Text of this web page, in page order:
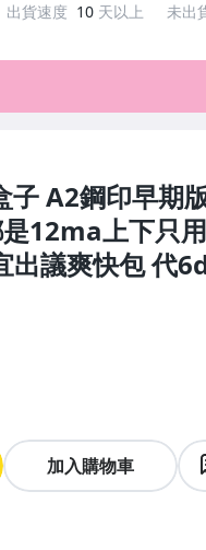
子 A2鋼印早期
12ma上下只
出議爽快包 代
加入購物車
出貨速度 10 天以上 未出